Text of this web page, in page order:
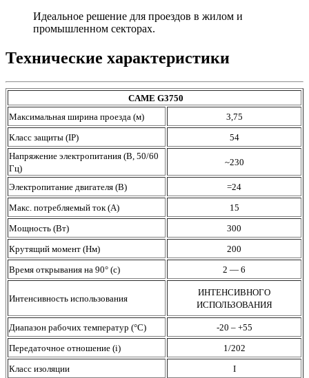
Идеальное решение для проездов в жилом и
промышленном секторах.
Технические характеристики
CAME G3750
Максимальная ширина проезда (м)
3,75
Класс защиты (IP)
54
Напряжение электропитания (В, 50/60
Гц)
~230
Электропитание двигателя (В)
=24
Макс. потребляемый ток (А)
15
Мощность (Вт)
300
Крутящий момент (Нм)
200
Время открывания на 90° (с)
2 — 6
Интенсивность использования
ИНТЕНСИВНОГО
ИСПОЛЬЗОВАНИЯ
Диапазон рабочих температур (°C)
-20 – +55
Передаточное отношение (i)
1/202
Класс изоляции
I